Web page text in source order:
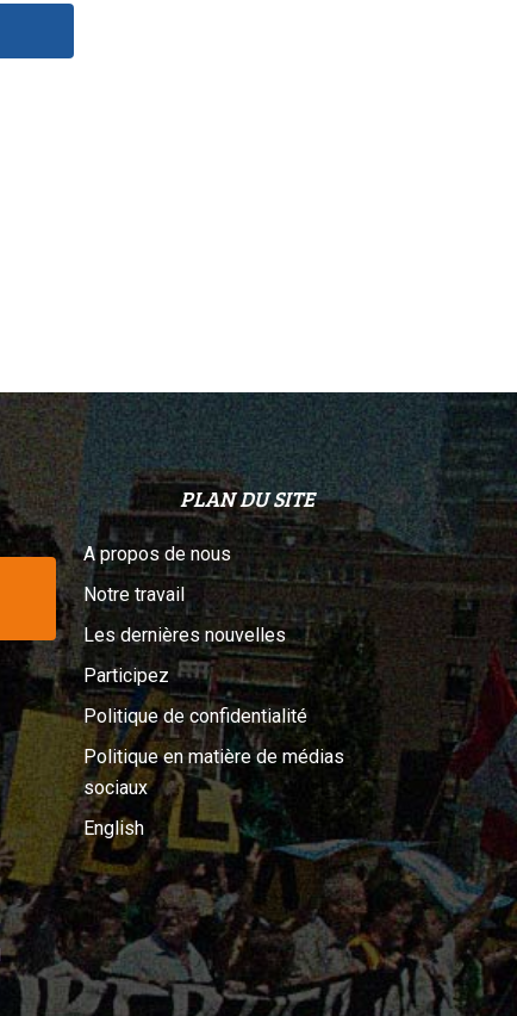
PLAN DU SITE
A propos de nous
Notre travail
Les dernières nouvelles
Participez
Politique de confidentialité
Politique en matière de médias
sociaux
English